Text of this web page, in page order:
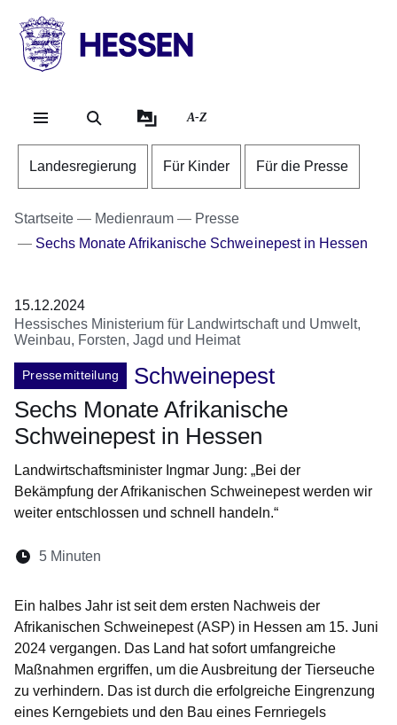
HESSEN
Landesregierung
A-Z
Landesregierung Für Kinder Für die Presse
Startseite Medienraum
Presse
Sechs Monate Afrikanische Schweinepest in Hessen
15.12.2024
Hessisches Ministerium für Landwirtschaft und Umwelt,
Weinbau, Forsten, Jagd und Heimat
Pressemitteilung
Schweinepest
Sechs Monate Afrikanische
Schweinepest in Hessen
Landwirtschaftsminister Ingmar Jung: „Bei der
Bekämpfung der Afrikanischen Schweinepest werden wir
weiter entschlossen und schnell handeln.“
Lesedauer:
5 Minuten
Ein halbes Jahr ist seit dem ersten Nachweis der
Afrikanischen Schweinepest (ASP) in Hessen am 15. Juni
2024 vergangen. Das Land hat sofort umfangreiche
Maßnahmen ergriffen, um die Ausbreitung der Tierseuche
zu verhindern. Das ist durch die erfolgreiche Eingrenzung
eines Kerngebiets und den Bau eines Fernriegels